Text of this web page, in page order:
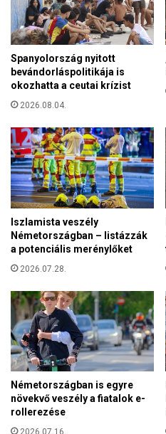
c
o
k
o
z
o
r
d
u
l
t
a
k
a
d
n
y
e
t
e
r
m
e
l
ő
a
S
z
é
k
e
f
e
h
é
r
v
á
r
i
E
y
á
z
m
e
g
y
e
Spanyolország nyitott
bevándorláspolitikája is
okozhatta a ceutai krízist
2026.08.04.
Iszlamista veszély
Németországban – listázzák
a potenciális merénylőket
2026.07.28.
Németországban is egyre
növekvő veszély a fiatalok e-
rollerezése
2026.07.16.